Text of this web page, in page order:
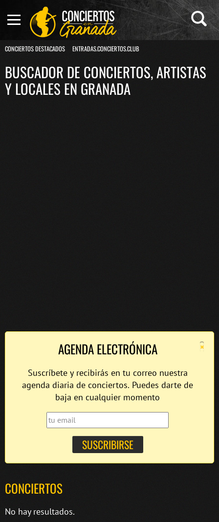
CONCIERTOS DESTACADOS ENTRADAS.CONCIERTOS.CLUB
BUSCADOR DE CONCIERTOS, ARTISTAS
Y LOCALES EN GRANADA
×
AGENDA ELECTRÓNICA
Suscríbete y recibirás en tu correo nuestra
agenda diaria de conciertos. Puedes darte de
baja en cualquier momento
CONCIERTOS
No hay resultados.